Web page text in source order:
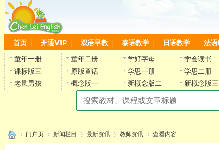
首页 开通VIP 双语早教 泰语教学 日语教学 法语
童年一册 童年二册 学好字母
学会读书
课标版三
原版童话 学思一册
学思二册
老鼠男孩
概念版一 新概念版二 新概念版三
门户页 新闻栏目 最新资讯 教师资讯 查看内容